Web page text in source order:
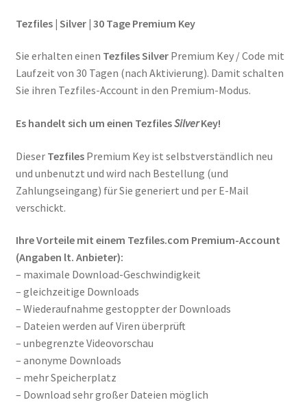
Tezfiles | Silver | 30 Tage Premium Key
Sie erhalten einen TezfilesSilverPremium Key / Code mit
Laufzeit von 30 Tagen (nach Aktivierung). Damit schalten
Sie ihren Tezfiles-Account in den Premium-Modus.
Es handelt sich um einen TezfilesSilverKey!
Dieser TezfilesPremium Key ist selbstverständlich neu
und unbenutzt und wird nach Bestellung (und
Zahlungseingang) für Sie generiert und per E-Mail
verschickt.
Ihre Vorteile mit einem Tezfiles.com Premium-Account
(Angaben lt. Anbieter):
– maximale Download-Geschwindigkeit
– gleichzeitige Downloads
– Wiederaufnahme gestoppter der Downloads
– Dateien werden auf Viren überprüft
– unbegrenzte Videovorschau
– anonyme Downloads
– mehr Speicherplatz
– Download sehr großer Dateien möglich